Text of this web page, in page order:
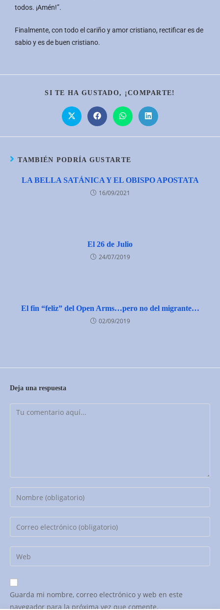
todos. ¡Amén!”.
Finalmente, con todo el cariño y amor cristiano, rectificar es de
sabio y es de buen cristiano.
SI TE HA GUSTADO, ¡COMPARTE!
TAMBIÉN PODRÍA GUSTARTE
LA BELLA SATÁNICA Y EL OBISPO APOSTATA
16/09/2021
El 26 de Julio
24/07/2019
El fin “feliz” del Open Arms…pero no del migrante…
02/09/2019
Deja una respuesta
Guarda mi nombre, correo electrónico y web en este
navegador para la próxima vez que comente.